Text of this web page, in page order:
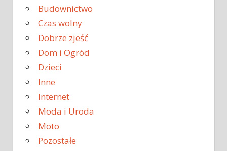
Budownictwo
Czas wolny
Dobrze zjeść
Dom i Ogród
Dzieci
Inne
Internet
Moda i Uroda
Moto
Pozostałe